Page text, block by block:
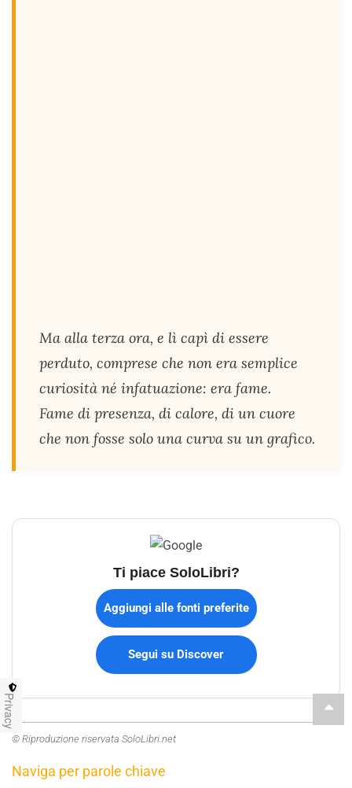
Ma alla terza ora, e lì capì di essere
perduto, comprese che non era semplice
curiosità né infatuazione: era fame.
Fame di presenza, di calore, di un cuore
che non fosse solo una curva su un grafico.
Ti piace SoloLibri?
Aggiungi alle fonti preferite
Segui su Discover
© Riproduzione riservata SoloLibri.net
Naviga per parole chiave
Privacy